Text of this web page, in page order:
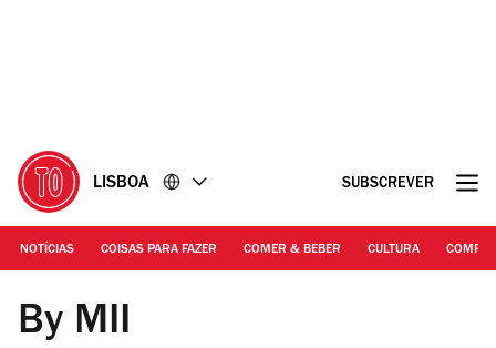
LISBOA SUBSCREVER
NOTÍCIAS COISAS PARA FAZER COMER & BEBER CULTURA
©Duarte Drago | By MII
By MII